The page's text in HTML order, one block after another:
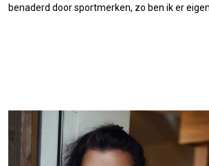
benaderd door sportmerken, zo ben ik er